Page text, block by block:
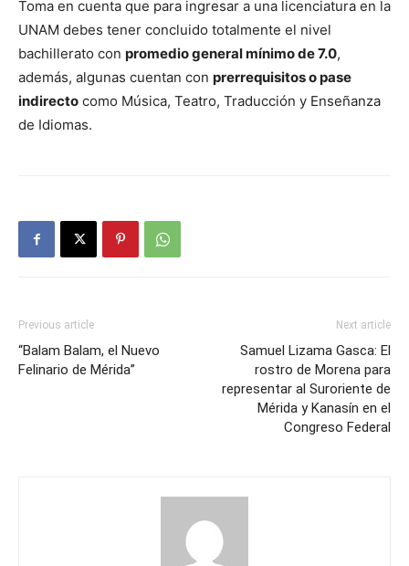
Toma en cuenta que para ingresar a una licenciatura en la
UNAM debes tener concluido totalmente el nivel
bachillerato con promedio general mínimo de 7.0,
además, algunas cuentan con prerrequisitos o pase
indirecto como Música, Teatro, Traducción y Enseñanza
de Idiomas.
Previous article
“Balam Balam, el Nuevo
Felinario de Mérida”
Next article
Samuel Lizama Gasca: El
rostro de Morena para
representar al Suroriente de
Mérida y Kanasín en el
Congreso Federal